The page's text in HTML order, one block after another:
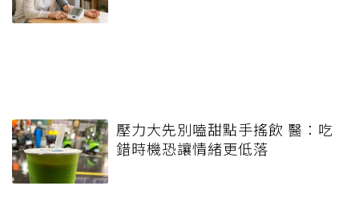
壓力大先別嗑甜點手搖飲 醫：吃
錯時機恐讓情緒更低落